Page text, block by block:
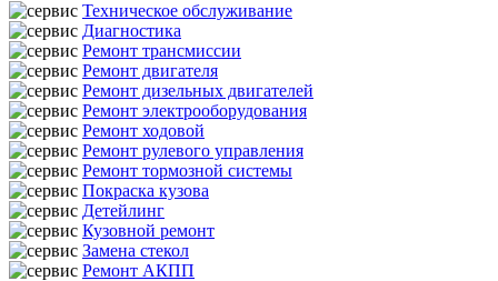
Техническое обслуживание
Диагностика
Ремонт трансмиссии
Ремонт двигателя
Ремонт дизельных двигателей
Ремонт электрооборудования
Ремонт ходовой
Ремонт рулевого управления
Ремонт тормозной системы
Покраска кузова
Детейлинг
Кузовной ремонт
Замена стекол
Ремонт АКПП